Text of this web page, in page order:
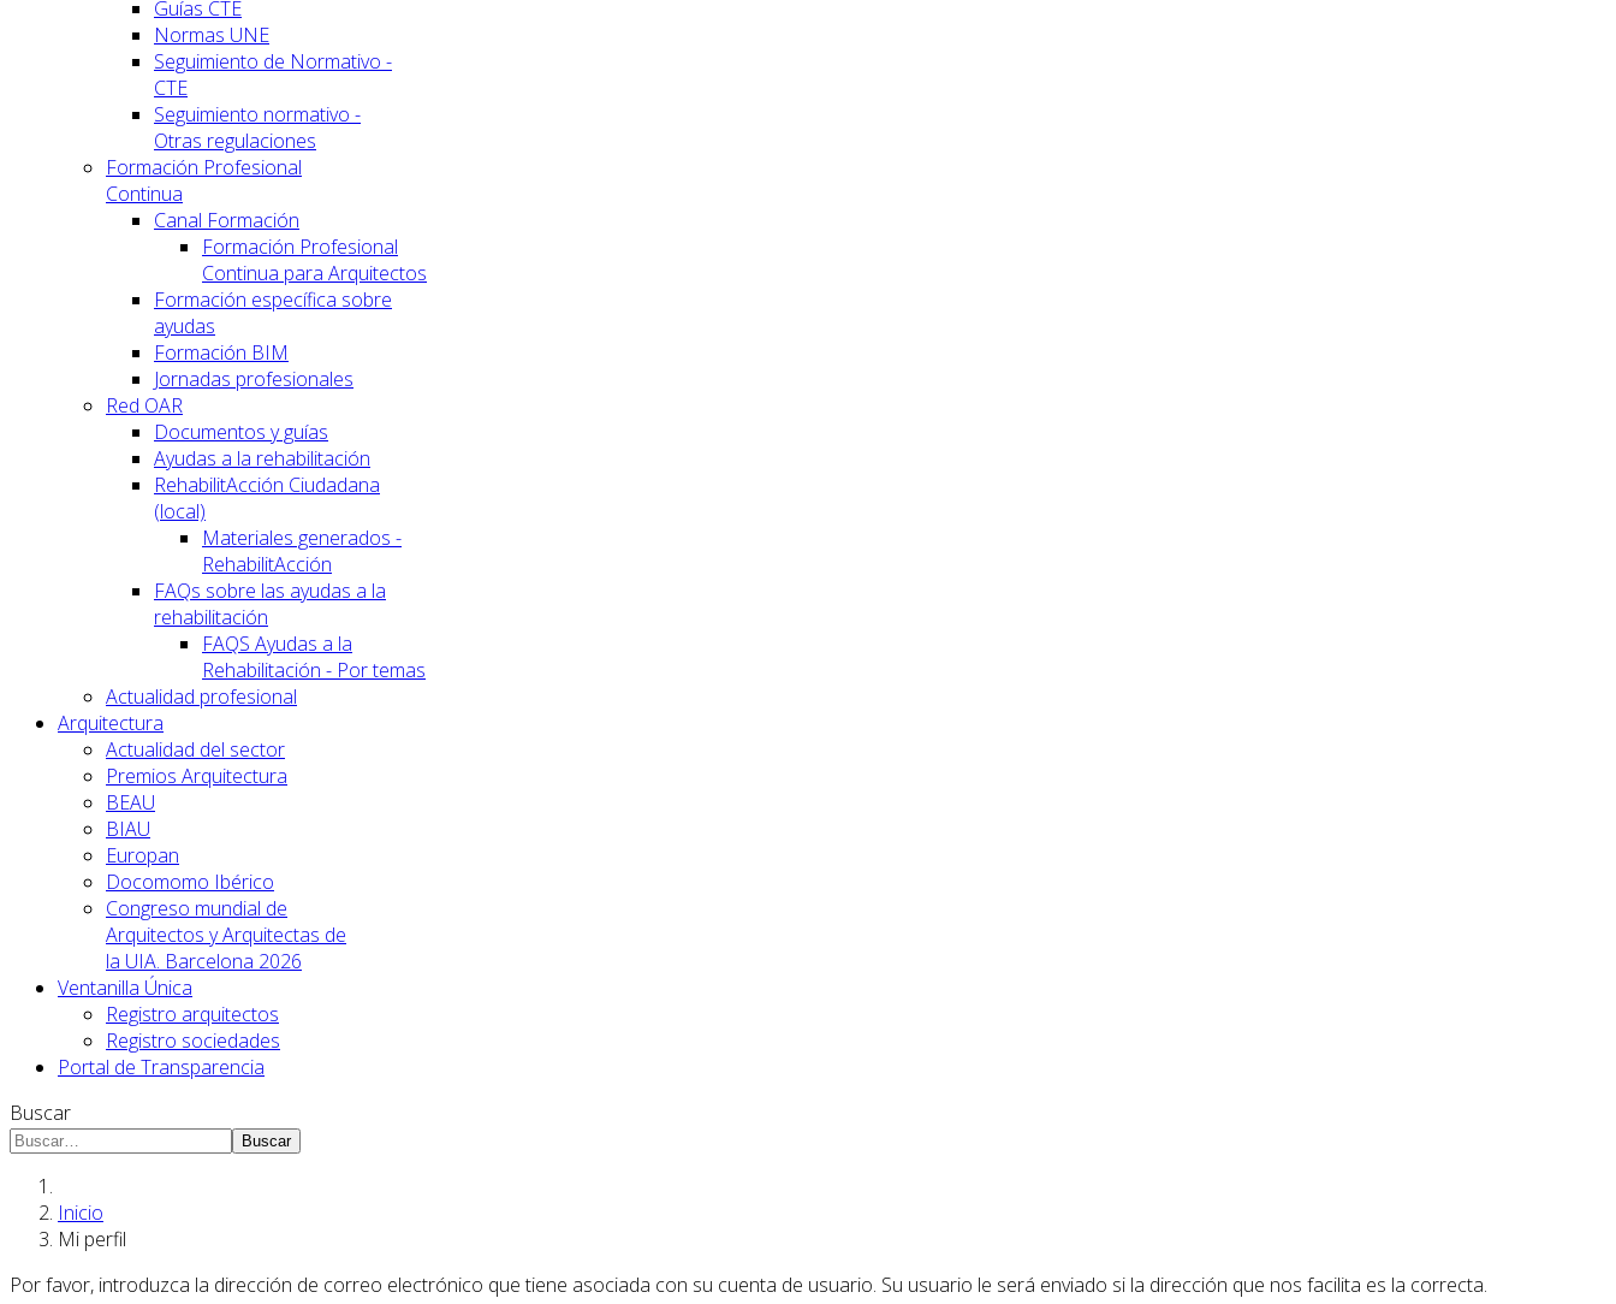
Guías CTE
Normas UNE
Seguimiento de Normativo -
CTE
Seguimiento normativo -
Otras regulaciones
Formación Profesional
Continua
Canal Formación
Formación Profesional
Continua para Arquitectos
Formación específica sobre
ayudas
Formación BIM
Jornadas profesionales
Red OAR
Documentos y guías
Ayudas a la rehabilitación
RehabilitAcción Ciudadana
(local)
Materiales generados -
RehabilitAcción
FAQs sobre las ayudas a la
rehabilitación
FAQS Ayudas a la
Rehabilitación - Por temas
Actualidad profesional
Arquitectura
Actualidad del sector
Premios Arquitectura
BEAU
BIAU
Europan
Docomomo Ibérico
Congreso mundial de
Arquitectos y Arquitectas de
la UIA. Barcelona 2026
Ventanilla Única
Registro arquitectos
Registro sociedades
Portal de Transparencia
Buscar
Buscar
Inicio
Mi perfil
Por favor, introduzca la dirección de correo electrónico que tiene asociada con su cuenta de usuario. Su usuario le será enviado si la dirección que nos facilita es la correcta.